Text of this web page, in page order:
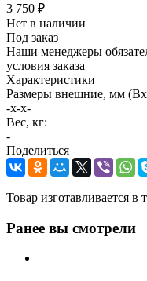
3 750 ₽
Нет в наличии
Под заказ
Наши менеджеры
условия заказа
Характеристики
Размеры внешние, мм
-x-x-
Вес, кг:
-
Поделиться
Товар изготавливается в
Ранее вы смотрели